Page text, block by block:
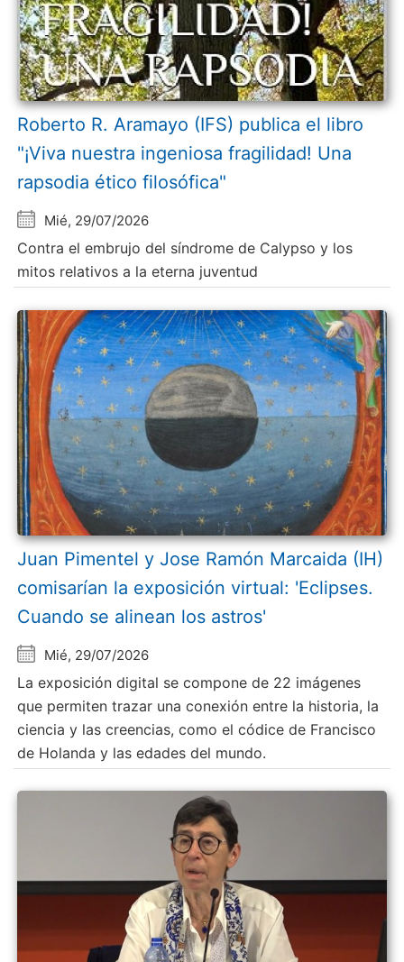
Roberto R. Aramayo (IFS) publica el libro
"¡Viva nuestra ingeniosa fragilidad! Una
rapsodia ético filosófica"
Mié, 29/07/2026
Contra el embrujo del síndrome de Calypso y los
mitos relativos a la eterna juventud
Juan Pimentel y Jose Ramón Marcaida (IH)
comisarían la exposición virtual: 'Eclipses.
Cuando se alinean los astros'
Mié, 29/07/2026
La exposición digital se compone de 22 imágenes
que permiten trazar una conexión entre la historia, la
ciencia y las creencias, como el códice de Francisco
de Holanda y las edades del mundo.